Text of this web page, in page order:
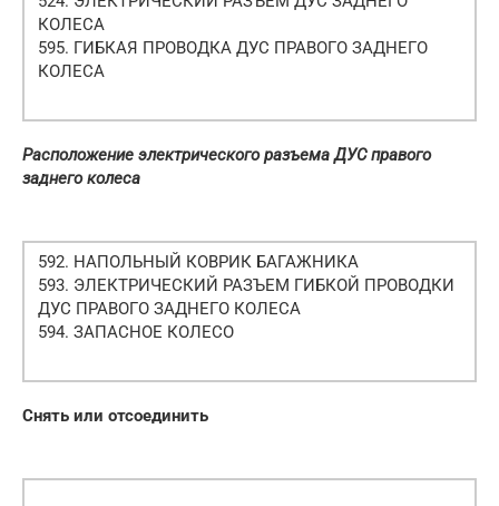
КОЛЕСА
595. ГИБКАЯ ПРОВОДКА ДУС ПРАВОГО ЗАДНЕГО
КОЛЕСА
Расположение электрического разъема ДУС правого
заднего колеса
592. НАПОЛЬНЫЙ КОВРИК БАГАЖНИКА
593. ЭЛЕКТРИЧЕСКИЙ РАЗЪЕМ ГИБКОЙ ПРОВОДКИ
ДУС ПРАВОГО ЗАДНЕГО КОЛЕСА
594. ЗАПАСНОЕ КОЛЕСО
Снять или отсоединить